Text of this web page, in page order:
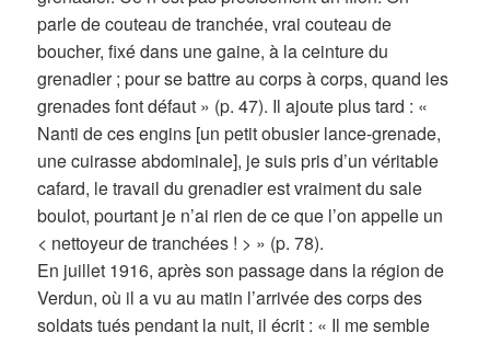
parle de couteau de tranchée, vrai couteau de
boucher, fixé dans une gaine, à la ceinture du
grenadier ; pour se battre au corps à corps, quand les
grenades font défaut » (p. 47). Il ajoute plus tard : «
Nanti de ces engins [un petit obusier lance-grenade,
une cuirasse abdominale], je suis pris d’un véritable
cafard, le travail du grenadier est vraiment du sale
boulot, pourtant je n’ai rien de ce que l’on appelle un
< nettoyeur de tranchées ! > » (p. 78).
En juillet 1916, après son passage dans la région de
Verdun, où il a vu au matin l’arrivée des corps des
soldats tués pendant la nuit, il écrit : « Il me semble